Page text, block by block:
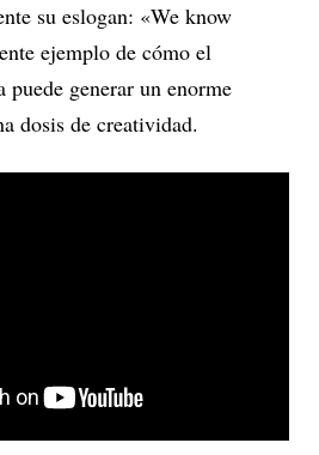
su eslogan: «We know
ejemplo de cómo el
generar un enorme
dosis de creatividad.